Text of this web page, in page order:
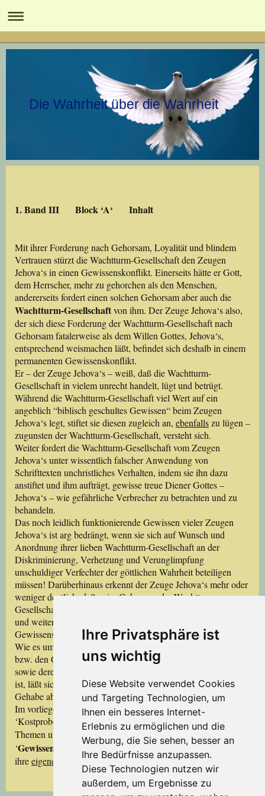
Ihre Privatsphäre ist
uns wichtig
Diese Website verwendet Cookies
und Targeting Technologien, um
Ihnen ein besseres Internet-
Erlebnis zu ermöglichen und die
Werbung, die Sie sehen, besser an
Ihre Bedürfnisse anzupassen.
Diese Technologien nutzen wir
außerdem, um Ergebnisse zu
Die Wahrheit über die Wahrheit
1. Band III Block ‘A‘ Inhalt
Mit ihrer Forderung nach Gehorsam, Loyalität und blindem
Vertrauen stürzt die Wachtturm-Gesellschaft den Zeugen
Jehova‘s in einen Gewissenskonflikt. Einerseits hätte er Gott,
dem Herrscher, mehr zu gehorchen als den Menschen,
andererseits fordert einen solchen Gehorsam aber auch die
Wachtturm-Gesellschaftvon ihm. Der Zeuge Jehova‘s also,
der sich diese Forderung der Wachtturm-Gesellschaft nach
Gehorsam fatalerweise als dem Willen Gottes, Jehova‘s,
entsprechend weismachen läßt, befindet sich deshalb in einem
permanenten Gewissenskonflikt.
Er – der Zeuge Jehova‘s – weiß, daß die Wachtturm-
Gesellschaft in vielem unrecht handelt, lügt und betrügt.
Während die Wachtturm-Gesellschaft viel Wert auf ein
angeblich “biblisch geschultes Gewissen“ beim Zeugen
Jehova‘s legt, stiftet sie diesen zugleich an, ebenfallszu lügen –
zugunsten der Wachtturm-Gesellschaft, versteht sich.
Weiter fordert die Wachtturm-Gesellschaft vom Zeugen
Jehova‘s unter wissentlich falscher Anwendung von
Schrifttexten unchristliches Verhalten, indem sie ihn dazu
anstiftet und ihm aufträgt, gewisse treue Diener Gottes –
Jehova‘s – wie gefährliche Verbrecher zu betrachten und zu
behandeln.
Das noch leidlich funktionierende Gewissen vieler Zeugen
Jehova‘s ist arg bedrängt, wenn sie sich auf Wunsch und
Anordnung ihrer lieben Wachtturm-Gesellschaft an der
Diskriminierung, Verhetzung und Verunglimpfung
unschuldiger Verfechter der göttlichen Wahrheit beteiligen
müssen! Darüberhinaus erkennt der Zeuge Jehova‘s mehr oder
weniger deutlich, daß er im Gehorsam der Wachtturm-
Gesellschaft gegenüber manch falsche Lehren zu akzeptieren
und weiterzuverbreiten hat. Auch dies bereitet ihm
Gewissensnot.
Wie es um das Gewissen der Wachtturm-Gesellschaft
bzw. den Gewissenszustand der jeweils Verantwortlichen
sowie derer Bediensteten – sämtlich Zeugen Jehova‘s – bestellt
ist, läßt sich unschwer an deren unaufrichtigem Gebaren und
Gehabe ablesen!
Im vorliegenden Block ‘A‘ des Bandes III wird eine
‘Kostprobe‘ davon gegeben, wie das Wachtturm-System mit
Themen und Begriffen wie ‘ Gewissensfragen ‘ oder
‘Gewissens-Entscheidungen ‘ umgeht – insbesondere, wenn
ihreeigenen unheiligenInteressen im Spiel sind!